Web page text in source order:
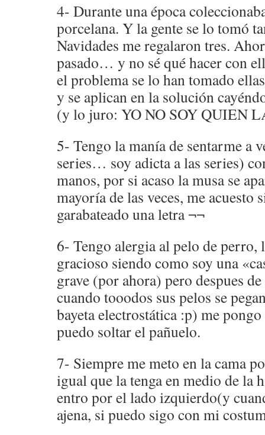
4- Durante una época
porcelana. Y la gente se lo tomó
Navidades me regalaron tres.
pasado… y no sé qué hacer con
el problema se lo han tomado
y se aplican en la solución
(y lo juro: YO NO SOY QUIEN
5- Tengo la manía de sentarme a
series… soy adicta a las series)
manos, por si acaso la musa se
mayoría de las veces, me acuesto
garabateado una letra ¬¬
6- Tengo alergia al pelo de perro,
gracioso siendo como soy una
grave (por ahora) pero despues
cuando tooodos sus pelos se
bayeta electrostática :p) me
puedo soltar el pañuelo.
7- Siempre me meto en la cama
igual que la tenga en medio de la
entro por el lado izquierdo(y
ajena, si puedo sigo con mi